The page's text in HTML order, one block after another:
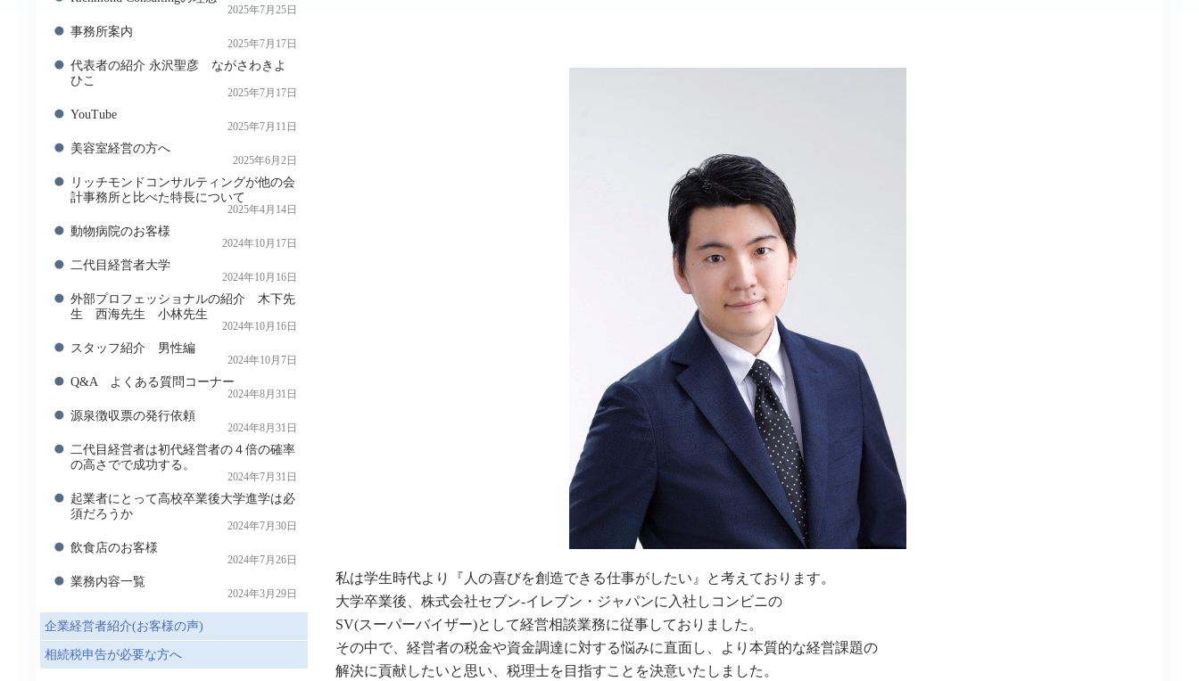
私は学生時代より『人の喜びを創造できる仕事がしたい』と考えております。
大学卒業後、株式会社セブン-イレブン・ジャパンに入社しコンビニの
SV(スーパーバイザー)として経営相談業務に従事しておりました。
その中で、経営者の税金や資金調達に対する悩みに直面し、より本質的な経営課題の
解決に貢献したいと思い、税理士を目指すことを決意いたしました。
2025年7月25日
事務所案内
2025年7月17日
代表者の紹介 永沢聖彦 ながさわきよ
ひこ
2025年7月17日
YouTube
2025年7月11日
美容室経営の方へ
2025年6月2日
リッチモンドコンサルティングが他の会
計事務所と比べた特長について
2025年4月14日
動物病院のお客様
2024年10月17日
二代目経営者大学
2024年10月16日
外部プロフェッショナルの紹介 木下先
生 西海先生 小林先生
2024年10月16日
スタッフ紹介 男性編
2024年10月7日
Q&A よくある質問コーナー
2024年8月31日
源泉徴収票の発行依頼
2024年8月31日
二代目経営者は初代経営者の４倍の確率
の高さでで成功する。
2024年7月31日
起業者にとって高校卒業後大学進学は必
須だろうか
2024年7月30日
飲食店のお客様
2024年7月26日
業務内容一覧
2024年3月29日
企業経営者紹介(お客様の声)
相続税申告が必要な方へ